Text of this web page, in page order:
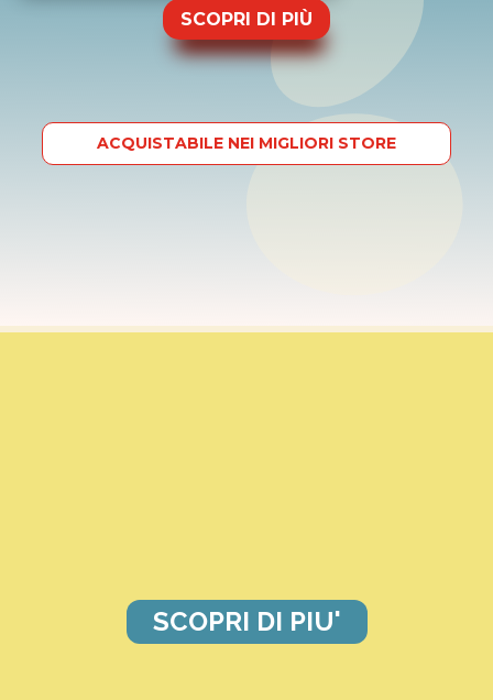
SCOPRI DI PIÙ
ACQUISTABILE NEI MIGLIORI STORE
SCOPRI DI PIU'